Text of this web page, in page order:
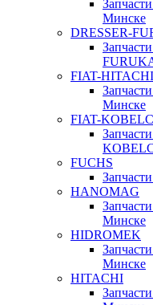
Минске
DRESSER-
FIAT-HITACHI
Минске
FIAT-
FUCHS
HANOMAG
Минске
HIDROMEK
Минске
HITACHI